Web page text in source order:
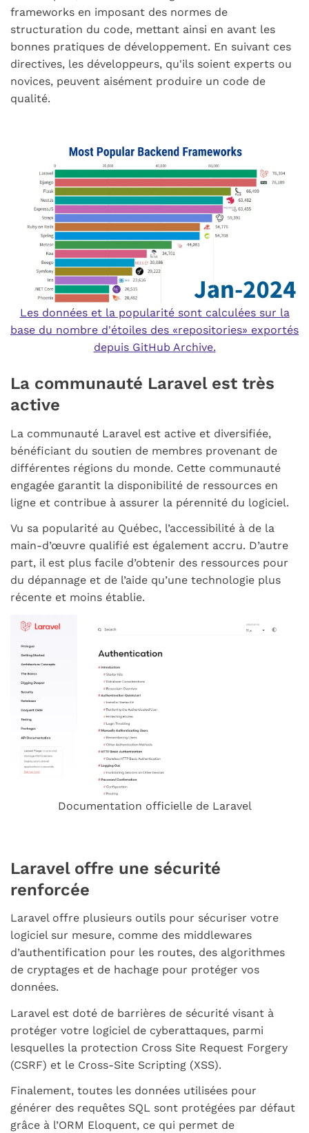
frameworks en imposant des normes de
structuration du code, mettant ainsi en avant les
bonnes pratiques de développement. En suivant ces
directives, les développeurs, qu'ils soient experts ou
novices, peuvent aisément produire un code de
qualité.
Les données et la popularité sont calculées sur la
base du nombre d'étoiles des «repositories» exportés
depuis GitHub Archive.
La communauté Laravel est très
active
La communauté Laravel est active et diversifiée,
bénéficiant du soutien de membres provenant de
différentes régions du monde. Cette communauté
engagée garantit la disponibilité de ressources en
ligne et contribue à assurer la pérennité du logiciel.
Vu sa popularité au Québec, l’accessibilité à de la
main-d’œuvre qualifié est également accru. D’autre
part, il est plus facile d’obtenir des ressources pour
du dépannage et de l’aide qu’une technologie plus
récente et moins établie.
Documentation officielle de Laravel
Laravel offre une sécurité
renforcée
Laravel offre plusieurs outils pour sécuriser votre
logiciel sur mesure, comme des middlewares
d’authentification pour les routes, des algorithmes
de cryptages et de hachage pour protéger vos
données.
Laravel est doté de barrières de sécurité visant à
protéger votre logiciel de cyberattaques, parmi
lesquelles la protection Cross Site Request Forgery
(CSRF) et le Cross-Site Scripting (XSS).
Finalement, toutes les données utilisées pour
générer des requêtes SQL sont protégées par défaut
grâce à l’ORM Eloquent, ce qui permet de